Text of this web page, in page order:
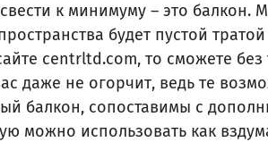
к минимуму – это балкон.
будет пустой
centrltd.com, то сможете без
даже не огорчит, ведь те
балкон, сопоставимы с
можно использовать как